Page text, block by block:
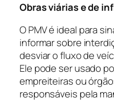
Obras viárias e de
O PMV é ideal para
informar sobre
desviar o fluxo de
Ele pode ser usado
empreiteiras ou
responsáveis pela